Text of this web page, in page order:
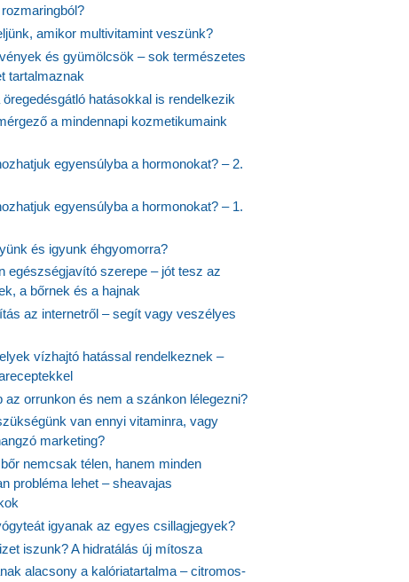
amikor multivitamint veszünk?
és gyümölcsök – sok természetes
tartalmaznak
öregedésgátló hatásokkal is rendelkezik
a mindennapi kozmetikumaink
egyensúlyba a hormonokat? – 2.
egyensúlyba a hormonokat? – 1.
és igyunk éhgyomorra?
egészségjavító szerepe – jót tesz az
a bőrnek és a hajnak
az internetről – segít vagy veszélyes
vízhajtó hatással rendelkeznek –
az orrunkon és nem a szánkon lélegezni?
van ennyi vitaminra, vagy
marketing?
nemcsak télen, hanem minden
probléma lehet – sheavajas
igyanak az egyes csillagjegyek?
iszunk? A hidratálás új mítosza
alacsony a kalóriatartalma – citromos-